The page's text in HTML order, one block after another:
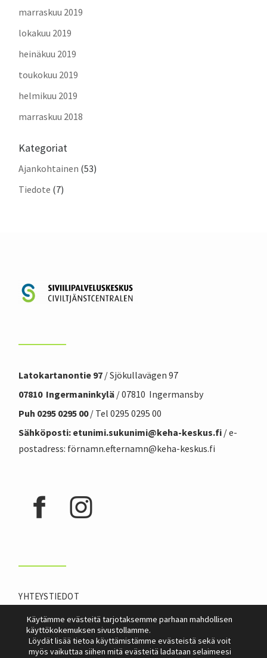
marraskuu 2019
lokakuu 2019
heinäkuu 2019
toukokuu 2019
helmikuu 2019
marraskuu 2018
Kategoriat
Ajankohtainen (53)
Tiedote (7)
Latokartanontie 97 / Sjökullavägen 97
07810 Ingermaninkylä / 07810 Ingermansby
Puh 0295 0295 00/ Tel 0295 0295 00
Sähköposti: etunimi.sukunimi@keha-keskus.fi / e-
postadress: förnamn.efternamn@keha-keskus.fi
YHTEYSTIEDOT
INFOLEHTI
Käytämme evästeitä tarjotaksemme parhaan mahdollisen
käyttökokemuksen sivustollamme.
Löydät lisää tietoa käyttämistämme evästeistä sekä voit
myös vaikuttaa siihen mitä evästeitä ladataan selaimeesi